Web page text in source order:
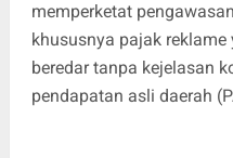
memperketat
khususnya pajak
beredar tanpa kejelasan
pendapatan asli daerah